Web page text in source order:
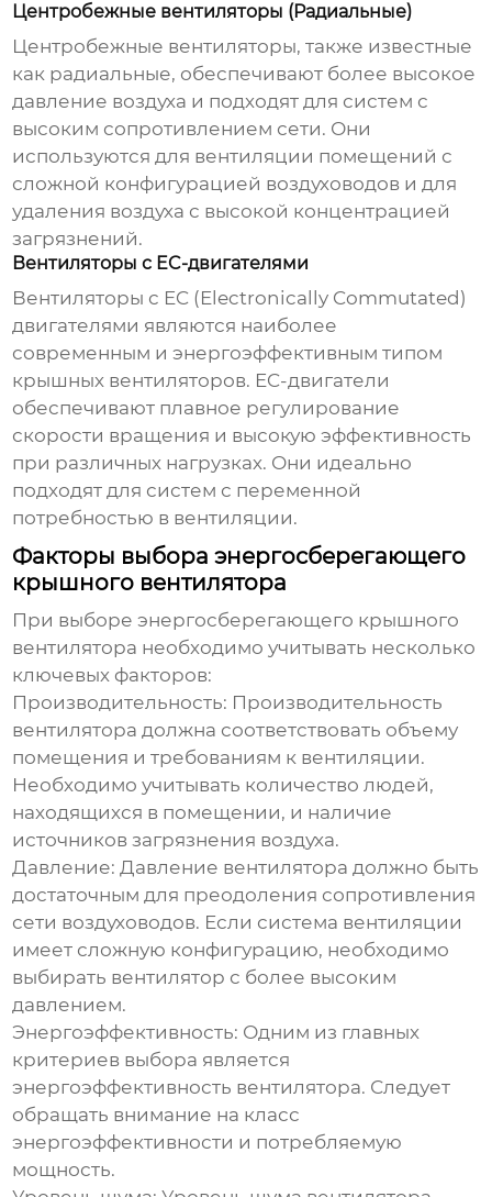
Центробежные вентиляторы (Радиальные)
Центробежные вентиляторы, также известные
как радиальные, обеспечивают более высокое
давление воздуха и подходят для систем с
высоким сопротивлением сети. Они
используются для вентиляции помещений с
сложной конфигурацией воздуховодов и для
удаления воздуха с высокой концентрацией
загрязнений.
Вентиляторы с EC-двигателями
Вентиляторы с EC (Electronically Commutated)
двигателями являются наиболее
современным и энергоэффективным типом
крышных вентиляторов. EC-двигатели
обеспечивают плавное регулирование
скорости вращения и высокую эффективность
при различных нагрузках. Они идеально
подходят для систем с переменной
потребностью в вентиляции.
Факторы выбора энергосберегающего
крышного вентилятора
При выбореэнергосберегающего крышного
вентилятора необходимо учитывать несколько
ключевых факторов:
Производительность: Производительность
вентилятора должна соответствовать объему
помещения и требованиям к вентиляции.
Необходимо учитывать количество людей,
находящихся в помещении, и наличие
источников загрязнения воздуха.
Давление: Давление вентилятора должно быть
достаточным для преодоления сопротивления
сети воздуховодов. Если система вентиляции
имеет сложную конфигурацию, необходимо
выбирать вентилятор с более высоким
давлением.
Энергоэффективность: Одним из главных
критериев выбора является
энергоэффективность вентилятора. Следует
обращать внимание на класс
энергоэффективности и потребляемую
мощность.